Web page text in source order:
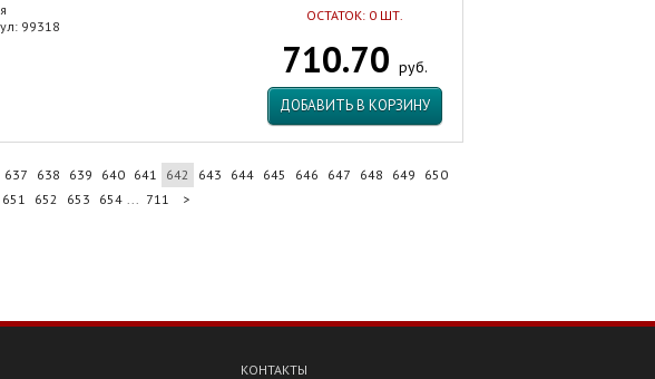
ОСТАТОК: 0 ШТ.
710.70 руб.
ДОБАВИТЬ В КОРЗИНУ
99318
637 638 639 640 641 642 643 644 645 646 647 648 649
650
651
652 653 654 ... 711 >
КОНТАКТЫ